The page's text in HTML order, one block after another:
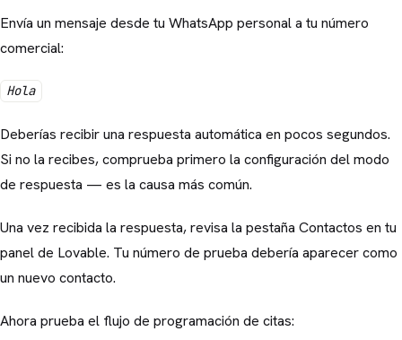
Envía un mensaje desde tu WhatsApp personal a tu número
comercial:
Hola
Deberías recibir una respuesta automática en pocos segundos.
Si no la recibes, comprueba primero la configuración del modo
de respuesta — es la causa más común.
Una vez recibida la respuesta, revisa la pestaña Contactos en tu
panel de Lovable. Tu número de prueba debería aparecer como
un nuevo contacto.
Ahora prueba el flujo de programación de citas: